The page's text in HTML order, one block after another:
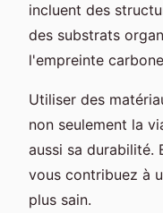
incluent des
des substrats
l'empreinte
Utiliser des
non seulement la
aussi sa durabilité.
vous contribuez à
plus sain.